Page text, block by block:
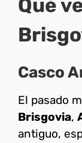
Qué
Casco
El pasado
Brisgovia,
antiguo,